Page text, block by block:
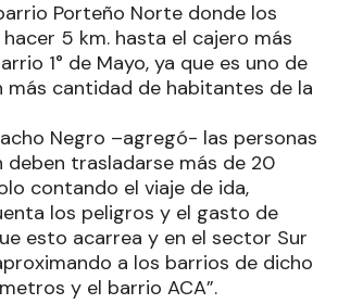
Porteño Norte donde los
5 km. hasta el cajero más
1° de Mayo, ya que es uno de
más cantidad de habitantes de la
Negro –agregó- las personas
deben trasladarse más de 20
contando el viaje de ida,
los peligros y el gasto de
esto acarrea y en el sector Sur
a los barrios de dicho
y el barrio ACA”.